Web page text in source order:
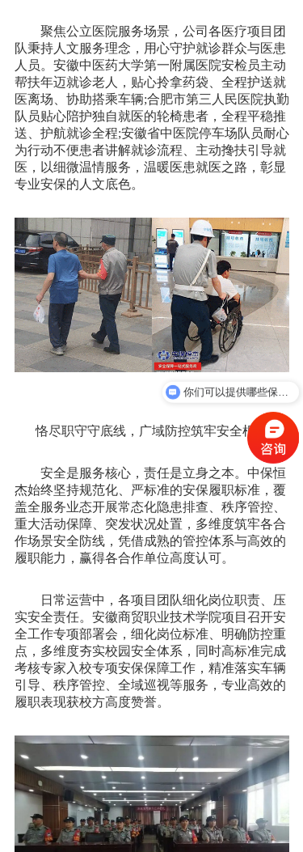
聚焦公立医院服务场景，公司各医疗项目团
队秉持人文服务理念，用心守护就诊群众与医患
人员。安徽中医药大学第一附属医院安检员主动
帮扶年迈就诊老人，贴心拎拿药袋、全程护送就
医离场、协助搭乘车辆;合肥市第三人民医院执勤
队员贴心陪护独自就医的轮椅患者，全程平稳推
送、护航就诊全程;安徽省中医院停车场队员耐心
为行动不便患者讲解就诊流程、主动搀扶引导就
医，以细微温情服务，温暖医患就医之路，彰显
专业安保的人文底色。
恪尽职守守底线，广域防控筑牢安全根基
安全是服务核心，责任是立身之本。中保恒
杰始终坚持规范化、严标准的安保履职标准，覆
盖全服务业态开展常态化隐患排查、秩序管控、
重大活动保障、突发状况处置，多维度筑牢各合
作场景安全防线，凭借成熟的管控体系与高效的
履职能力，赢得各合作单位高度认可。
日常运营中，各项目团队细化岗位职责、压
实安全责任。安徽商贸职业技术学院项目召开安
全工作专项部署会，细化岗位标准、明确防控重
点，多维度夯实校园安全体系，同时高标准完成
考核专家入校专项安保保障工作，精准落实车辆
引导、秩序管控、全域巡视等服务，专业高效的
履职表现获校方高度赞誉。